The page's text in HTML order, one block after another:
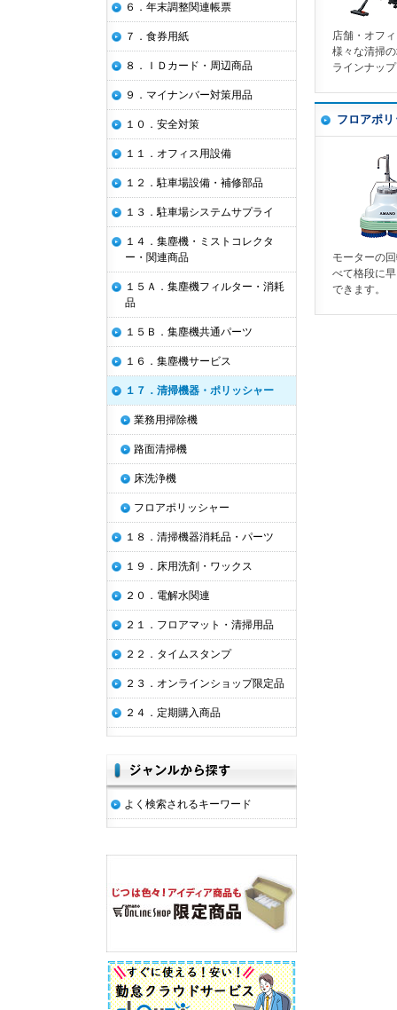
店舗・オフ
様々な清掃
ラインナッ
フロアポ
モーターの
べて格段に
できます。
６．年末調整関連帳票
７．食券用紙
８．ＩＤカード・周辺商品
９．マイナンバー対策用品
１０．安全対策
１１．オフィス用設備
１２．駐車場設備・補修部品
１３．駐車場システムサプライ
１４．集塵機・ミストコレクタ
ー・関連商品
１５Ａ．集塵機フィルター・消耗
品
１５Ｂ．集塵機共通パーツ
１６．集塵機サービス
１７．清掃機器・ポリッシャー
業務用掃除機
路面清掃機
床洗浄機
フロアポリッシャー
１８．清掃機器消耗品・パーツ
１９．床用洗剤・ワックス
２０．電解水関連
２１．フロアマット・清掃用品
２２．タイムスタンプ
２３．オンラインショップ限定品
２４．定期購入商品
よく検索されるキーワード